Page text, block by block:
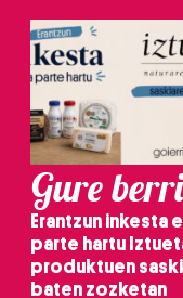
Gure
Erantzun inkesta
parte hartu
produktuen saski
baten zozketan